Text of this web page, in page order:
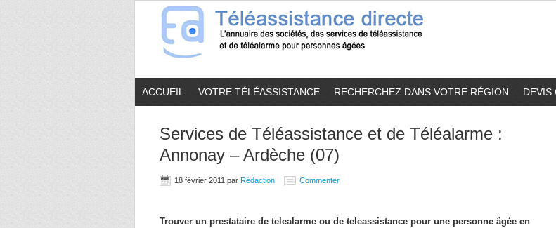
ACCUEIL VOTRE TÉLÉASSISTANCE RECHERCHEZ DANS VOTRE RÉGION DEVIS
Services de Téléassistance et de Téléalarme :
Annonay – Ardèche (07)
18 février 2011 par Rédaction Commenter
Trouver un prestataire de telealarme ou de teleassistance pour une personne âgée en